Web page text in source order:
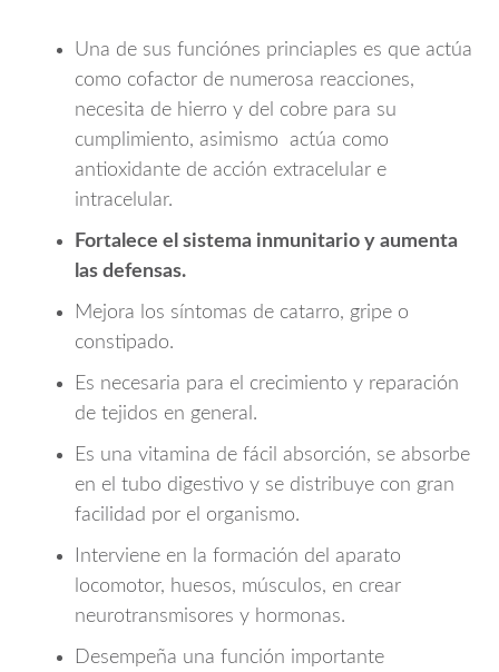
Una de sus funciónes princiaples es que actúa
como cofactor de numerosa reacciones,
necesita de hierro y del cobre para su
cumplimiento, asimismo actúa como
antioxidante de acción extracelular e
intracelular.
Fortalece el sistema inmunitario y aumenta
las defensas.
Mejora los síntomas de catarro, gripe o
constipado.
Es necesaria para el crecimiento y reparación
de tejidos en general.
Es una vitamina de fácil absorción, se absorbe
en el tubo digestivo y se distribuye con gran
facilidad por el organismo.
Interviene en la formación del aparato
locomotor, huesos, músculos, en crear
neurotransmisores y hormonas.
Desempeña una función importante